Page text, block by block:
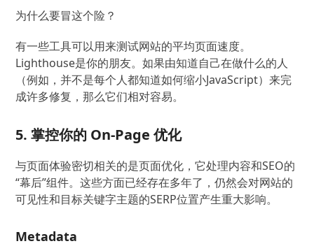
为什么要冒这个险？
有一些工具可以用来测试网站的平均页面速度。
Lighthouse是你的朋友。如果由知道自己在做什么的人
（例如，并不是每个人都知道如何缩小JavaScript）来完
成许多修复，那么它们相对容易。
5. 掌控你的 On-Page 优化
与页面体验密切相关的是页面优化，它处理内容和SEO的
“幕后”组件。这些方面已经存在多年了，仍然会对网站的
可见性和目标关键字主题的SERP位置产生重大影响。
Metadata